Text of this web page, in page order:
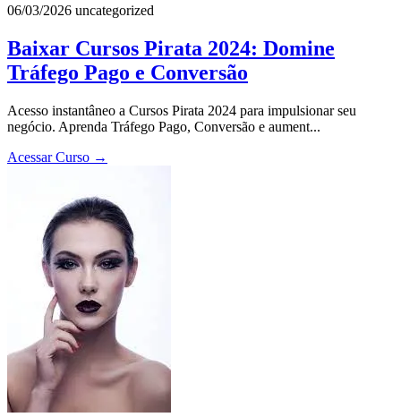
06/03/2026 uncategorized
Baixar Cursos Pirata 2024: Domine
Tráfego Pago e Conversão
Acesso instantâneo a Cursos Pirata 2024 para impulsionar seu
negócio. Aprenda Tráfego Pago, Conversão e aument...
Acessar Curso →